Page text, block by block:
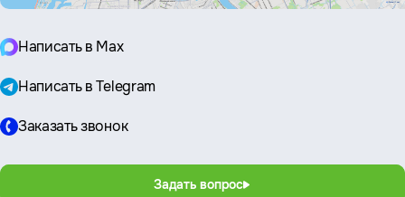
Написать в Max
Написать в Telegram
Заказать звонок
Задать вопрос